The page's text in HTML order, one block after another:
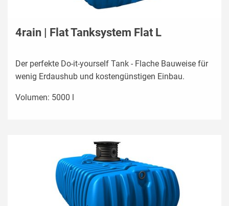
4rain | Flat Tanksystem Flat L
Der perfekte Do-it-yourself Tank - Flache Bauweise für
wenig Erdaushub und kostengünstigen Einbau.
Volumen: 5000 l